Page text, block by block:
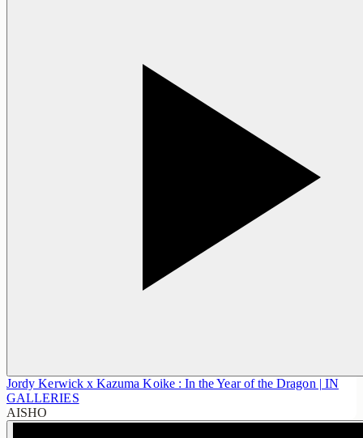
Jordy Kerwick x Kazuma Koike : In the Year of the Dragon | IN
GALLERIES
AISHO